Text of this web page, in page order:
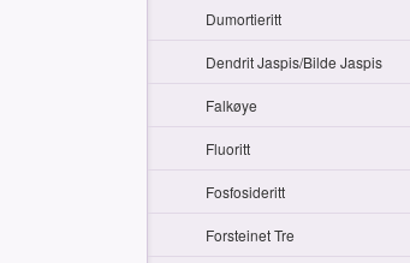
Dumortieritt
Dendrit Jaspis/Bilde Jaspis
Falkøye
Fluoritt
Fosfosideritt
Forsteinet Tre